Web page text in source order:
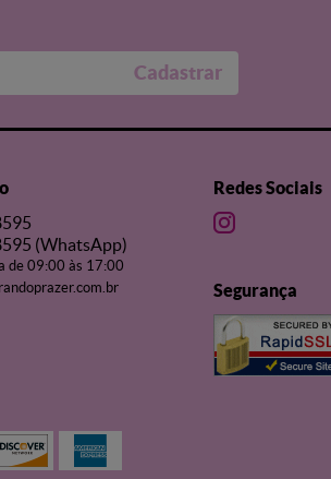
Cadastrar
(WhatsApp)
de 09:00 às 17:00
Redes Sociais
Segurança